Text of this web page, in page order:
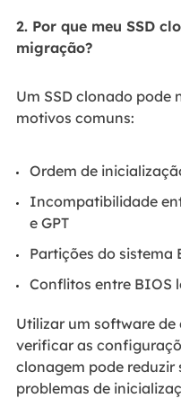
2. Por que meu SSD
migração?
Um SSD clonado pode
motivos comuns:
Ordem de
Incompatibilidade
e GPT
Partições do sistema
Conflitos entre BIOS
Utilizar um software
verificar as
clonagem pode
problemas de